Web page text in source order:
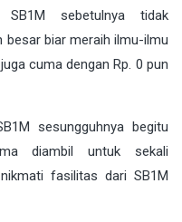
sebetulnya tidak
besar biar meraih ilmu-ilmu
cuma dengan Rp. 0 pun
sesungguhnya begitu
diambil untuk sekali
fasilitas dari SB1M